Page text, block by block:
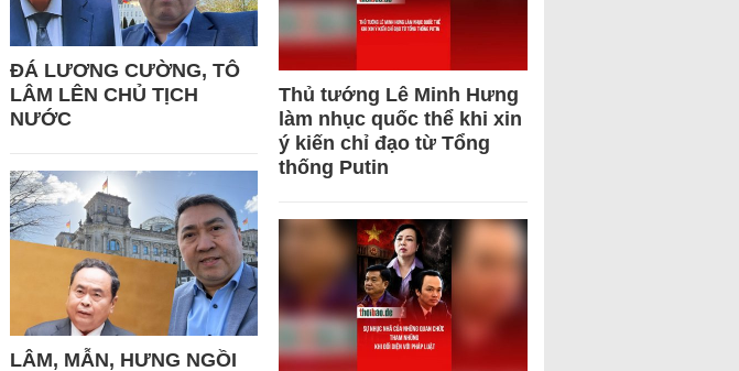
ĐÁ LƯƠNG CƯỜNG, TÔ
LÂM LÊN CHỦ TỊCH
NƯỚC
LÂM, MẪN, HƯNG NGỒI
Thủ tướng Lê Minh Hưng
làm nhục quốc thể khi xin
ý kiến chỉ đạo từ Tổng
thống Putin